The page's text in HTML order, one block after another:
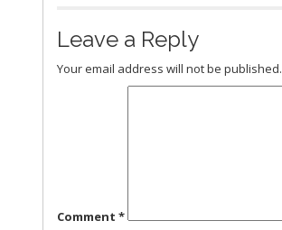
Leave a Reply
Your email address will not be published.
Comment*